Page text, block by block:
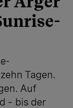
Tagen.
Auf
– bis der